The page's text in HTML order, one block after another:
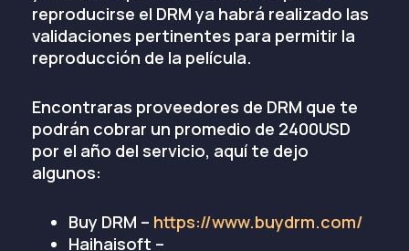
reproducirse el DRM ya habrá realizado las
validaciones pertinentes para permitir la
reproducción de la película.
Encontraras proveedores de DRM que te
podrán cobrar un promedio de 2400USD
por el año del servicio, aquí te dejo
algunos:
Buy DRM – https://www.buydrm.com/
Haihaisoft –